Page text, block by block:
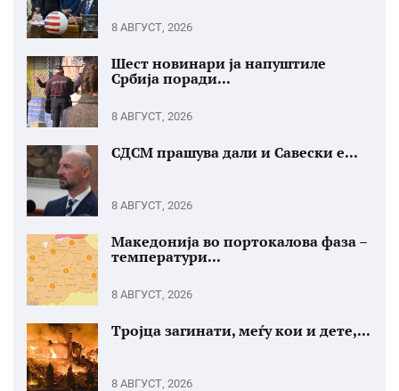
8 АВГУСТ, 2026
Шест новинари ја напуштиле
Србија поради...
8 АВГУСТ, 2026
СДСМ прашува дали и Савески е...
8 АВГУСТ, 2026
Македонија во портокалова фаза –
температури...
8 АВГУСТ, 2026
Тројца загинати, меѓу кои и дете,...
8 АВГУСТ, 2026